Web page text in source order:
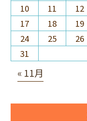
10
11 12
17
18 19
24
25 26
31
« 11月